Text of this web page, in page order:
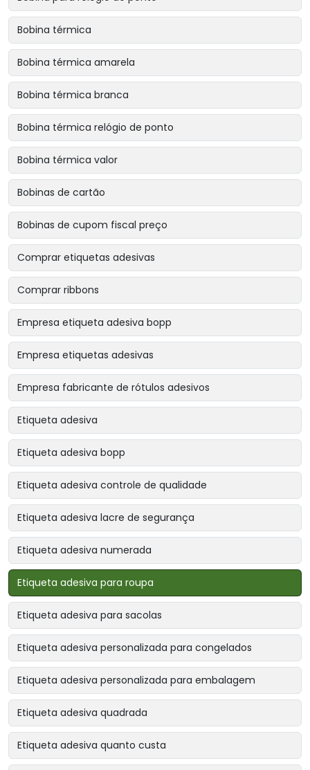
Bobina térmica
Bobina térmica amarela
Bobina térmica branca
Bobina térmica relógio de ponto
Bobina térmica valor
Bobinas de cartão
Bobinas de cupom fiscal preço
Comprar etiquetas adesivas
Comprar ribbons
Empresa etiqueta adesiva bopp
Empresa etiquetas adesivas
Empresa fabricante de rótulos adesivos
Etiqueta adesiva
Etiqueta adesiva bopp
Etiqueta adesiva controle de qualidade
Etiqueta adesiva lacre de segurança
Etiqueta adesiva numerada
Etiqueta adesiva para roupa
Etiqueta adesiva para sacolas
Etiqueta adesiva personalizada para congelados
Etiqueta adesiva personalizada para embalagem
Etiqueta adesiva quadrada
Etiqueta adesiva quanto custa